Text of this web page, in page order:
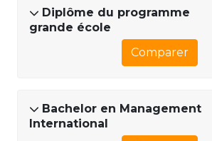
Diplôme du programme
grande école
Comparer
Bachelor en Management
International